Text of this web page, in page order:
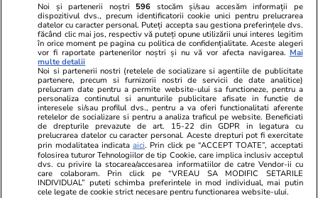
Călin Georgescu a lansat
scenarii și a acuzat „trădare”,
dacă România va trece la
moneda Euro
PARTENERI
Noi și partenerii noștri 596 stocăm și/sau accesăm informații pe
dispozitivul dvs., precum identificatorii cookie unici pentru prelucrarea
datelor cu caracter personal. Puteți accepta sau gestiona preferințele dvs.
făcând clic mai jos, respectiv vă puteți opune utilizării unui interes legitim
în orice moment pe pagina cu politica de confidențialitate. Aceste alegeri
vor fi raportate partenerilor noștri și nu vă vor afecta navigarea. Mai
multe detalii
Noi si partenerii nostri (retelele de socializare si agentiile de publicitate
partenere, precum si furnizorii nostri de servicii de date analitice)
prelucram date pentru a permite website-ului sa functioneze, pentru a
personaliza continutul si anunturile publicitare afisate in functie de
interesele si/sau profilul dvs., pentru a va oferi functionalitati aferente
retelelor de socializare si pentru a analiza traficul pe website. Beneficiati
de drepturile prevazute de art. 15-22 din GDPR in legatura cu
prelucrarea datelor cu caracter personal. Aceste drepturi pot fi exercitate
prin modalitatea indicataaici. Prin click pe “ACCEPT TOATE”, acceptati
folosirea tuturor Tehnologiilor de tip Cookie, care implica inclusiv acceptul
dvs. cu privire la stocarea/accesarea informatiilor de catre Vendor-ii cu
care colaboram. Prin click pe “VREAU SA MODIFIC SETARILE
INDIVIDUAL” puteti schimba preferintele in mod individual, mai putin
cele legate de cookie strict necesare pentru functionarea website-ului.